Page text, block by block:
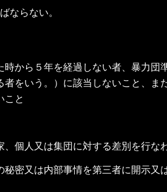
ならない。
から５年を経過しない者、暴力団
をいう。）に該当しないこと、ま
こと
個人又は集団に対する差別を行な
密又は内部事情を第三者に開示又